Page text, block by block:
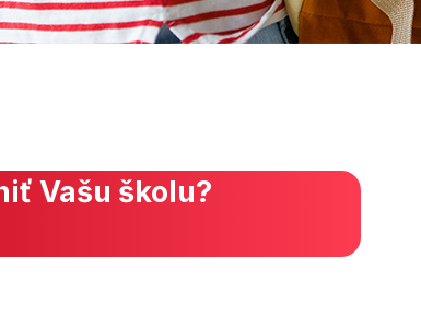
Vašu školu?